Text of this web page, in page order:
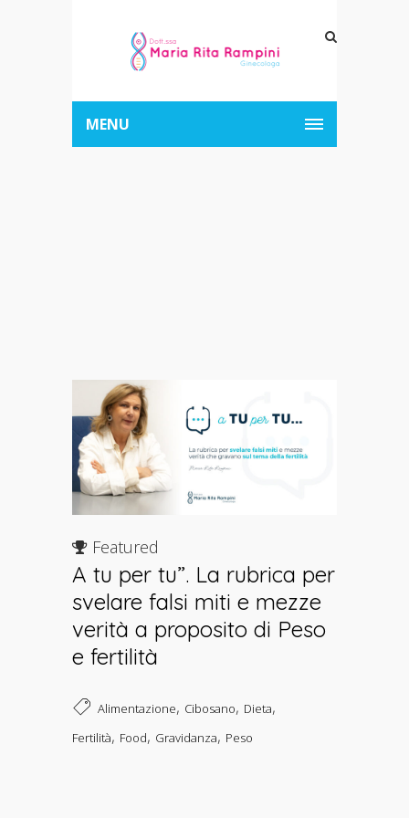
MENU
Featured
A tu per tu”. La rubrica per
svelare falsi miti e mezze
verità a proposito di Peso
e fertilità
Alimentazione, Cibosano, Dieta,
Fertilità, Food, Gravidanza, Peso